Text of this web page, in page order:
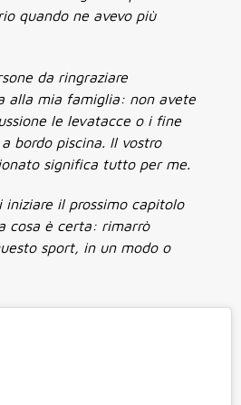
quando ne avevo più
da ringraziare
alla mia famiglia: non avete
le levatacce o i fine
bordo piscina. Il vostro
significa tutto per me.
iniziare il prossimo capitolo
cosa è certa: rimarrò
sport, in un modo o